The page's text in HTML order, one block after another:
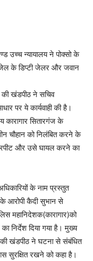
उच्च न्यायालय ने पोक्सो के
के डिप्टी जेलर और जवान
की खंडपीठ ने सचिव
पर ये कार्यवाही की है।
सितारगंज के
चौहान को निलंबित करने के
और उसे घायल करने का
के नाम प्रस्तुत
आरोपी कैदी सुभान से
महानिदेशक(कारागार)को
निर्देश दिया गया है। मुख्य
की खंडपीठ ने घटना से संबंधित
सुरक्षित रखने को कहा है।